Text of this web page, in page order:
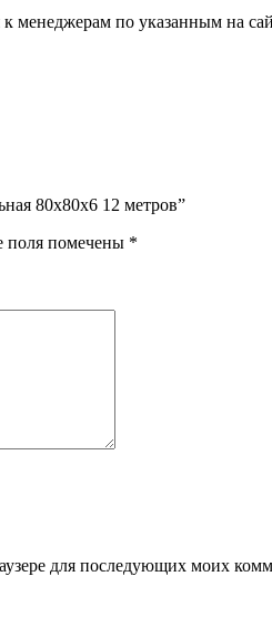
по указанным на
80х80х6 12 метров”
поля помечены *
для последующих моих